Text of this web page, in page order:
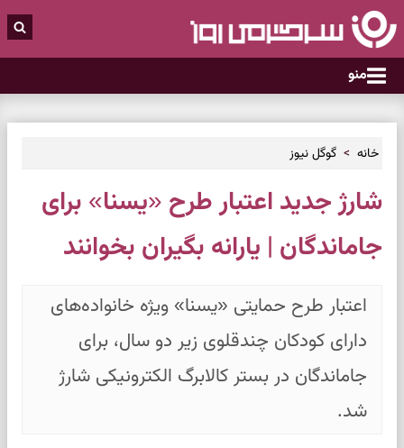
منو
خانه گوگل نیوز
شارژ جدید اعتبار طرح «یسنا» برای
جاماندگان | یارانه بگیران بخوانند
اعتبار طرح حمایتی «یسنا» ویژه خانواده‌های
دارای کودکان چندقلوی زیر دو سال، برای
جاماندگان در بستر کالابرگ الکترونیکی شارژ
شد.